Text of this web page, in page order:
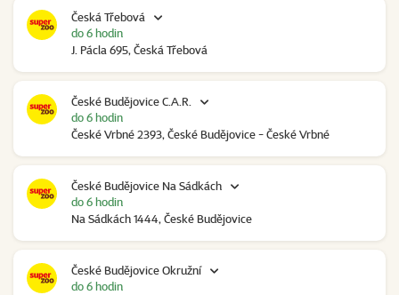
Česká Třebová
J. Pácla 695, Česká Třebová
do 6 hodin
České Budějovice C.A.R.
České Vrbné 2393, České Budějovice - České Vrbné
do 6 hodin
České Budějovice Na Sádkách
Na Sádkách 1444, České Budějovice
do 6 hodin
České Budějovice Okružní
do 6 hodin